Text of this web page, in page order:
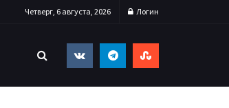
Четверг, 6 августа, 2026 Логин